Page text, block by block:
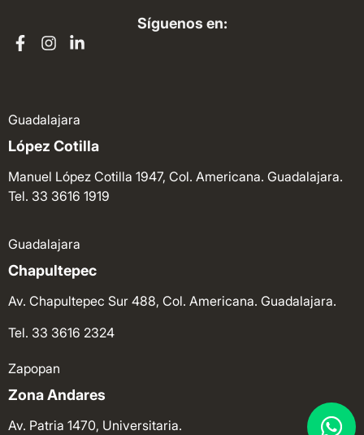
Síguenos en:
Guadalajara
López Cotilla
Manuel López Cotilla 1947, Col. Americana. Guadalajara.
Tel. 33 3616 1919
Guadalajara
Chapultepec
Av. Chapultepec Sur 488, Col. Americana. Guadalajara.
Tel. 33 3616 2324
Zapopan
Zona Andares
Av. Patria 1470, Universitaria.